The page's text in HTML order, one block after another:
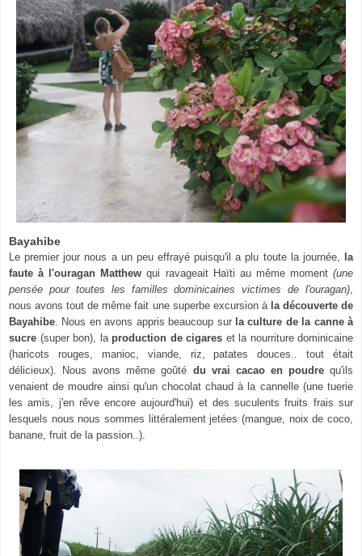
Bayahibe
Le premier jour nous a un peu effrayé puisqu'il a plu toute la journée,
la
faute à l'ouragan Matthew qui ravageait Haïti au même moment(une
pensée pour toutes les familles dominicaines victimes de l'ouragan)
nous avons tout de même fait une superbe excursion à la découverte de
Bayahibe . Nous en avons appris beaucoup sur la culture de la canne à
sucre (super bon), la production de cigares et la nourriture dominicaine
(haricots rouges, manioc, viande, riz, patates douces.. tout était
délicieux). Nous avons même goûté du vrai cacao en poudrequ'ils
venaient de moudre ainsi qu'un chocolat chaud à la cannelle (une tuerie
les amis, j'en rêve encore aujourd'hui) et des suculents fruits frais sur
lesquels nous nous sommes littéralement jetées (mangue, noix de coco,
banane, fruit de la passion..).